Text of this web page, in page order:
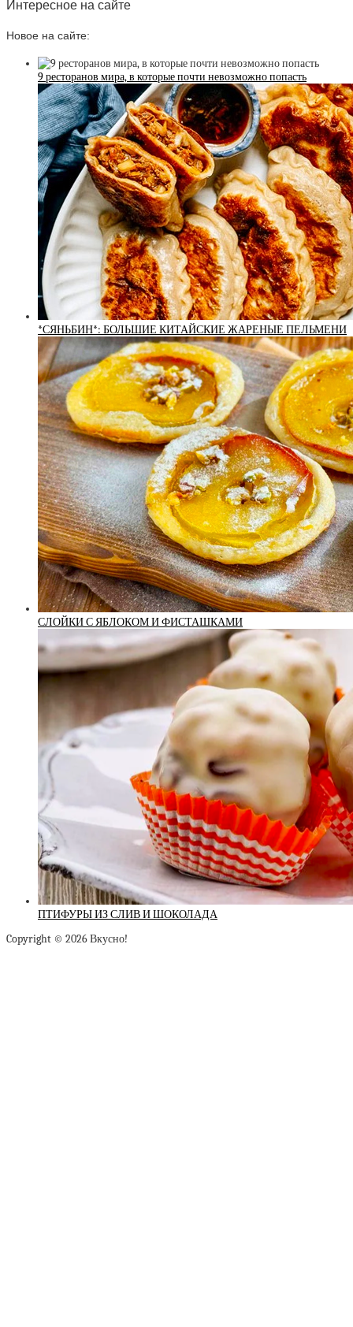
Интересное на сайте
Новое на сайте:
9 ресторанов мира, в которые почти невозможно попасть
*СЯНЬБИН*: БОЛЬШИЕ КИТАЙСКИЕ ЖАРЕНЫЕ ПЕЛЬМЕНИ
СЛОЙКИ С ЯБЛОКОМ И ФИСТАШКАМИ
ПТИФУРЫ ИЗ СЛИВ И ШОКОЛАДА
Copyright © 2026 Вкусно!